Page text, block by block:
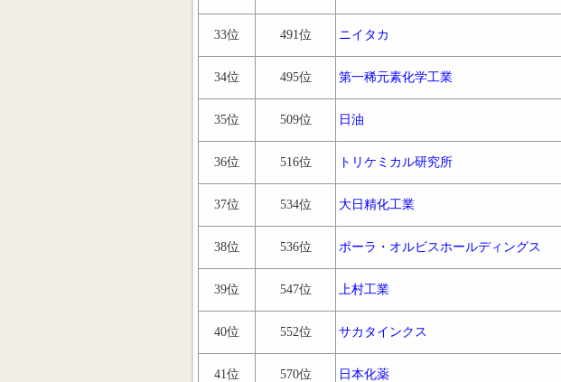
33位 491位 ニイタカ
34位 495位 第一稀元素化学工業
35位 509位 日油
36位 516位 トリケミカル研究所
37位 534位 大日精化工業
38位 536位 ポーラ・オルビスホールディングス
39位 547位 上村工業
40位 552位 サカタインクス
41位 570位 日本化薬